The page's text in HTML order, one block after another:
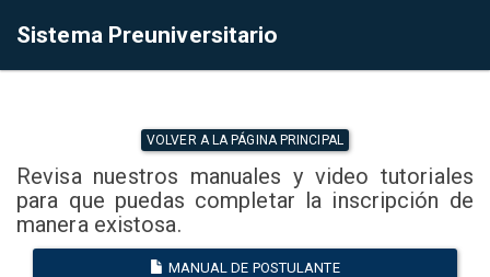
Sistema Preuniversitario
VOLVER A LA PÁGINA PRINCIPAL
Revisa nuestros manuales y video tutoriales
para que puedas completar la inscripción de
manera existosa.
MANUAL DE POSTULANTE